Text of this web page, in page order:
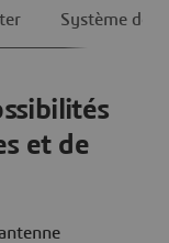
Système de
et de